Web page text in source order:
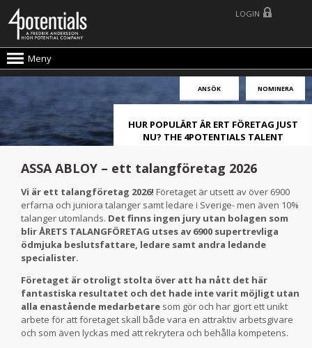
Meny
LOGIN
ANSÖK NOMINERA
HUR POPULÄRT ÄR ERT FÖRETAG JUST
NU? THE 4POTENTIALS TALENT
ASSA ABLOY – ett talangföretag 2026
Vi är ett talangföretag 2026! Företaget är utsett av över 6900
erfarna och juniora talanger samt ledare i Sverige- men även 10%
talanger utomlands. Det finns ingen jury utan bolagen som
blir ÅRETS TALANGFÖRETAG utses av 6900 supertrevliga
ödmjuka beslutsfattare, ledare samt andra ledande
specialister.
Företaget är otroligt stolta över att ha nått det här
fantastiska resultatet och det hade inte varit möjligt utan
alla enastående medarbetare som gör och har gjort ett unikt
arbete för att företaget skall både vara en attraktiv arbetsgivare
och som även lyckas med att rekrytera och behålla kompetens.